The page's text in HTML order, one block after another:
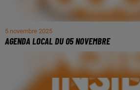
5 novembre 2025
AGENDA LOCAL DU 05 NOVEMBRE